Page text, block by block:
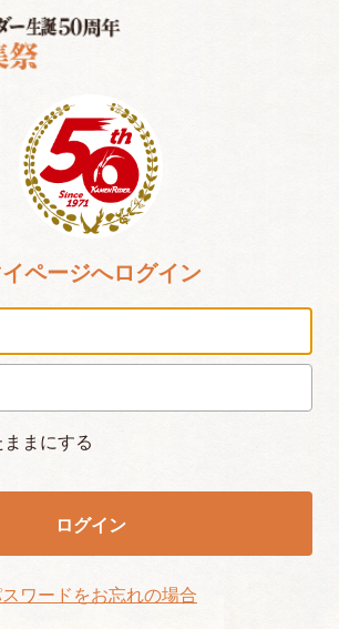
ページへログイン
まにする
ログイン
ワードをお忘れの場合